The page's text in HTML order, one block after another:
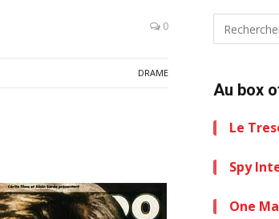
0
DRAME
Au box
Le
Spy
One